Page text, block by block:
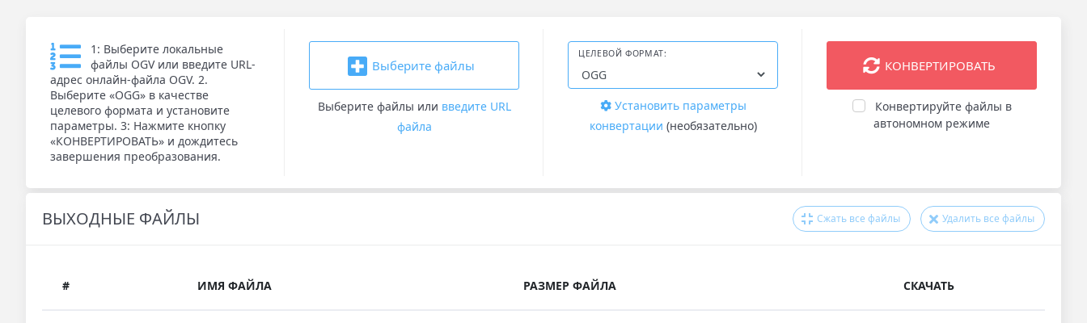
1: Выберите локальные
файлы OGV или введите URL-
адрес онлайн-файла OGV. 2.
Выберите «OGG» в качестве
целевого формата и установите
параметры. 3: Нажмите кнопку
«КОНВЕРТИРОВАТЬ» и дождитесь
завершения преобразования.
Выберите файлы
Выберите файлы или введите URL
файла
ЦЕЛЕВОЙ ФОРМАТ:
Установить параметры
конвертации (необязательно)
КОНВЕРТИРОВАТЬ
Конвертируйте файлы в
автономном режиме
ВЫХОДНЫЕ ФАЙЛЫ Сжать все файлы Удалить все файлы
# ИМЯ ФАЙЛА РАЗМЕР ФАЙЛА СКАЧАТЬ